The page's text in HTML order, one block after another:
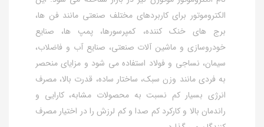
الکتروموتور برای کاربردهای مختلف صنعتی مانند فن ها،
برج های خنک کننده، کمپرسورها، پمپ ها، صنایع
خودروسازی و ماشین آلات صنعتی، صنایع آب و فاضلاب،
سیمان، نساجی و فولاد استفاده می شود و مزایای منحصر
به فردی مانند وزن سبک، ساختار ساده، قدرت بالا، مصرف
انرژی بسیار کم نسبت به محصولات مشابه، کارایی و
راندمان بالا و کارکرد کم صدا و کم لرزش را در اختیار مصرف